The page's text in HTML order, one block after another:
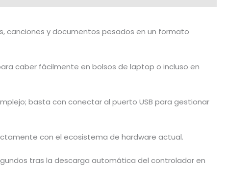
canciones y documentos pesados en un formato
caber fácilmente en bolsos de laptop o incluso en
basta con conectar al puerto USB para gestionar
con el ecosistema de hardware actual.
tras la descarga automática del controlador en